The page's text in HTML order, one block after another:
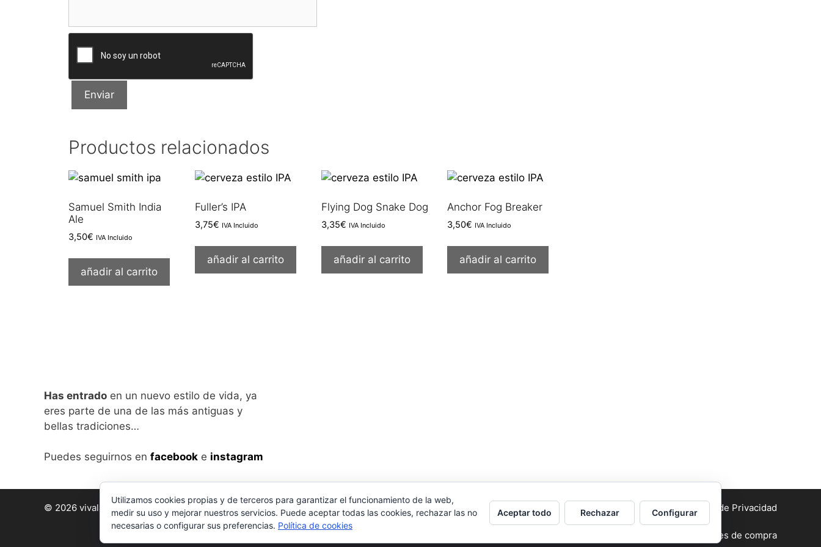
Productos relacionados
Samuel Smith India
Ale
3,50€ IVA Incluido
añadir al carrito
Fuller’s IPA
3,75€ IVA Incluido
añadir al carrito
Flying Dog Snake Dog
3,35€ IVA Incluido
añadir al carrito
Anchor Fog Breaker
3,50€ IVA Incluido
añadir al carrito
Has entrado en un nuevo estilo de vida, ya
eres parte de una de las más antiguas y
bellas tradiciones…
Puedes seguirnos en facebook e instagram
Aviso legal y Política de Privacidad
Condiciones generales de compra
© 2026 vivalabirra • Creado con GeneratePress
Utilizamos cookies propias y de terceros para garantizar el funcionamiento de la web,
medir su uso y mejorar nuestros servicios. Puede aceptar todas las cookies, rechazar las no
necesarias o configurar sus preferencias. Política de cookies
Aceptar todo Rechazar Configurar